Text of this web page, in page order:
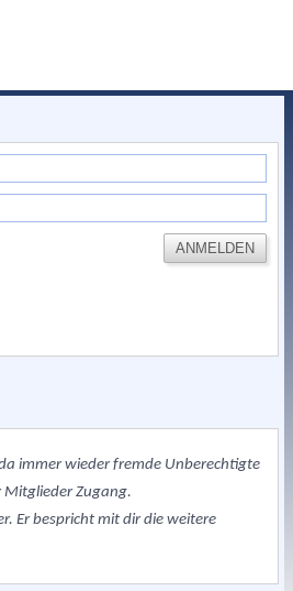
immer wieder fremde Unberechtigte
Mitglieder Zugang.
Er bespricht mit dir die weitere